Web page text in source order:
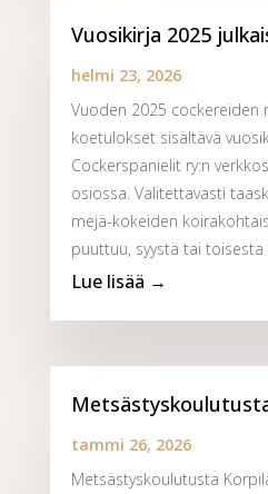
Vuosikirja 2025
helmi 23, 2026
Vuoden 2025 cockereiden
koetulokset sisältävä
Cockerspanielit ry:n
osiossa. Valitettavasti
mejä-kokeiden
puuttuu, syystä tai toisesta
tammi 26, 2026
Metsästyskoulutusta